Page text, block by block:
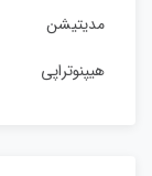
مدیتیشن
هیپنوتراپی